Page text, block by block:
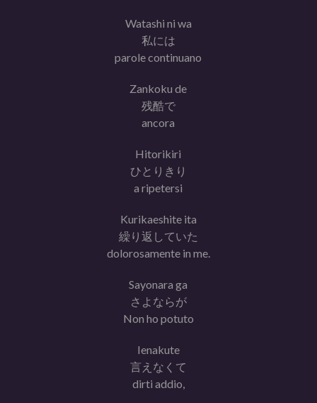
Watashi ni wa
私には
parole continuano
Zankoku de
残酷で
ancora
Hitorikiri
ひとりきり
a ripetersi
Kurikaeshite ita
繰り返していた
dolorosamente in me.
Sayonara ga
さよならが
Non ho potuto
Ienakute
言えなくて
dirti addio,